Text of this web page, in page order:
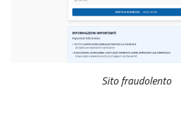
Sito fraudolento